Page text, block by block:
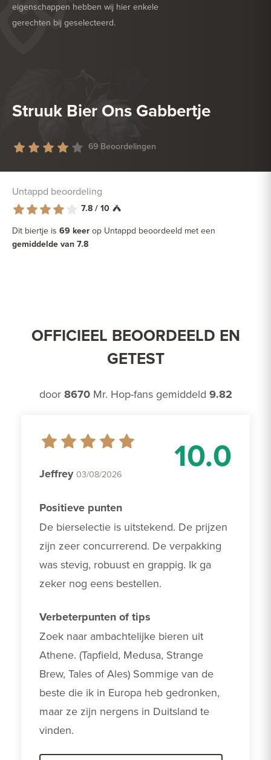
eigenschappen hebben wij hier enkele
gerechten bij geselecteerd.
HEERLIJK BIJ
Struuk Bier Ons Gabbertje
69 Beoordelingen
Untappd beoordeling
7.8 / 10
Dit biertje is 69 keer op Untappd beoordeeld met een
gemiddelde van 7.8
OFFICIEEL BEOORDEELD EN
GETEST
door 8670Mr. Hop-fans gemiddeld 9.82
10.0
Jeffrey 03/08/2026
Positieve punten
De bierselectie is uitstekend. De prijzen
zijn zeer concurrerend. De verpakking
was stevig, robuust en grappig. Ik ga
zeker nog eens bestellen.
Verbeterpunten of tips
Zoek naar ambachtelijke bieren uit
Athene. (Tapfield, Medusa, Strange
Brew, Tales of Ales) Sommige van de
beste die ik in Europa heb gedronken,
maar ze zijn nergens in Duitsland te
vinden.